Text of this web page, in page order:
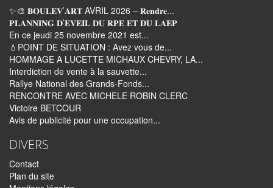
✨🎨 𝐁𝐎𝐔𝐋𝐄𝐕’𝐀𝐑𝐓 AVRIL 2026 – 𝐑𝐞𝐧𝐝𝐫𝐞...
𝐏𝐋𝐀𝐍𝐍𝐈𝐍𝐆 𝐃’𝐄𝐕𝐄𝐈𝐋 𝐃𝐔 𝐑𝐏𝐄 𝐄𝐓 𝐃𝐔 𝐋𝐀𝐄𝐏
En ce jeudi 25 novembre 2021 est...
💧POINT DE SITUATION : Avez vous de...
HOMMAGE A LUCETTE MICHAUX CHEVRY, LA...
Interdiction de vente à la sauvette...
Rallye National des Grands-Fonds...
RENCONTRE AVEC MICHELE ROBIN CLERC
Victoire BETCOUR
Avis de publicité pour une occupation...
DIVERS
Contact
Plan du site